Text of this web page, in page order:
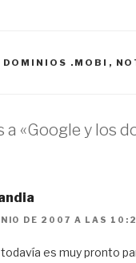
DOMINIOS .MOBI ,
a «Google y los
DE 2007 A LAS
es muy pronto